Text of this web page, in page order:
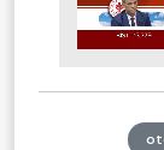
Mute